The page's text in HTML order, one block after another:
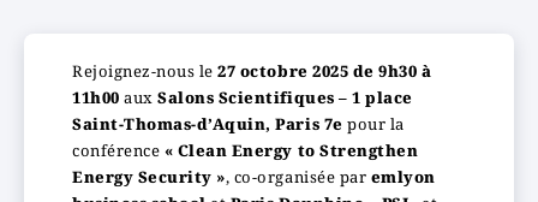
Rejoignez-nous le27 octobre 2025 de 9h30 à
11h00 auxSalons Scientifiques – 1 place
Saint-Thomas-d’Aquin, Paris 7e pour la
conférence « Clean Energy to Strengthen
Energy Security », co-organisée par emlyon